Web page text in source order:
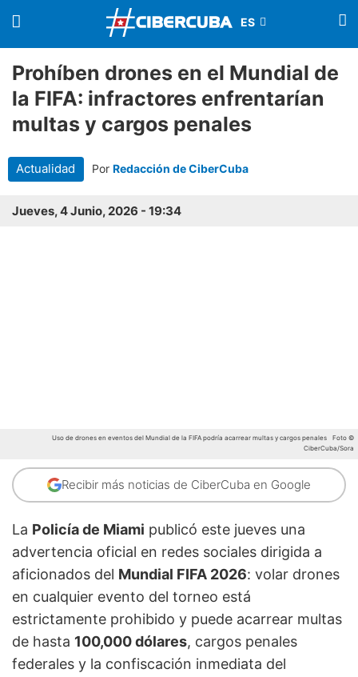
Prohíben drones en el Mundial de
la FIFA: infractores enfrentarían
multas y cargos penales
Actualidad Por Redacción de CiberCuba
Jueves, 4 Junio, 2026 - 19:34
Uso de drones en eventos del Mundial de la FIFA podría acarrear multas y cargos penales
Foto ©
CiberCuba/Sora
Recibir más noticias de CiberCuba en Google
La Policía de Miami publicó este jueves una
advertencia oficial en redes sociales dirigida a
aficionados del Mundial FIFA 2026: volar drones
en cualquier evento del torneo está
estrictamente prohibido y puede acarrear multas
de hasta 100,000 dólares, cargos penales
federales y la confiscación inmediata del